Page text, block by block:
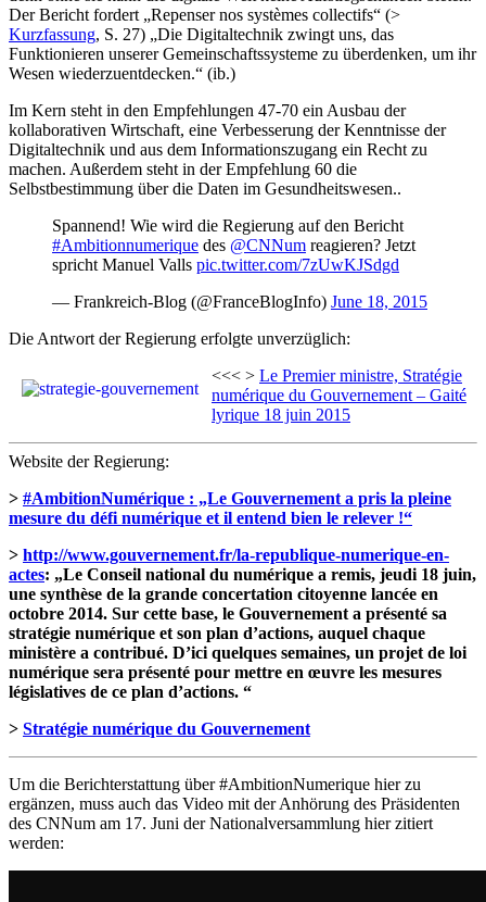
Der Bericht fordert „Repenser nos systèmes collectifs“ (>
Kurzfassung, S. 27) „Die Digitaltechnik zwingt uns, das
Funktionieren unserer Gemeinschaftssysteme zu überdenken, um ihr
Wesen wiederzuentdecken.“ (ib.)
Im Kern steht in den Empfehlungen 47-70 ein Ausbau der
kollaborativen Wirtschaft, eine Verbesserung der Kenntnisse der
Digitaltechnik und aus dem Informationszugang ein Recht zu
machen. Außerdem steht in der Empfehlung 60 die
Selbstbestimmung über die Daten im Gesundheitswesen..
Spannend! Wie wird die Regierung auf den Bericht
#Ambitionnumerique des @CNNum reagieren? Jetzt
spricht Manuel Valls pic.twitter.com/7zUwKJSdgd
— Frankreich-Blog (@FranceBlogInfo) June 18, 2015
Die Antwort der Regierung erfolgte unverzüglich:
<<< > Le Premier ministre, Stratégie
numérique du Gouvernement – Gaité
lyrique 18 juin 2015
Website der Regierung:
> #AmbitionNumérique : „Le Gouvernement a pris la pleine
mesure du défi numérique et il entend bien le relever !“
> http://www.gouvernement.fr/la-republique-numerique-en-
actes: „Le Conseil national du numérique a remis, jeudi 18 juin,
une synthèse de la grande concertation citoyenne lancée en
octobre 2014. Sur cette base, le Gouvernement a présenté sa
stratégie numérique et son plan d’actions, auquel chaque
ministère a contribué. D’ici quelques semaines, un projet de loi
numérique sera présenté pour mettre en œuvre les mesures
législatives de ce plan d’actions. “
> Stratégie numérique du Gouvernement
Um die Berichterstattung über #AmbitionNumerique hier zu
ergänzen, muss auch das Video mit der Anhörung des Präsidenten
des CNNum am 17. Juni der Nationalversammlung hier zitiert
werden: